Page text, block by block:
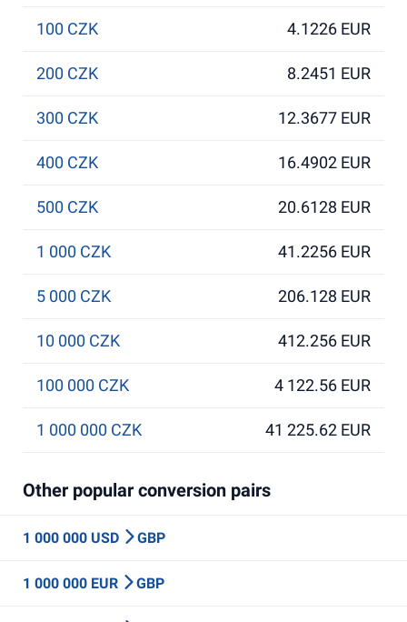
100 CZK 4.1226 EUR
200 CZK 8.2451 EUR
300 CZK 12.3677 EUR
400 CZK 16.4902 EUR
500 CZK 20.6128 EUR
1 000 CZK 41.2256 EUR
5 000 CZK 206.128 EUR
10 000 CZK 412.256 EUR
100 000 CZK 4 122.56 EUR
1 000 000 CZK 41 225.62 EUR
Other popular conversion pairs
1 000 000 USD GBP
1 000 000 EUR GBP